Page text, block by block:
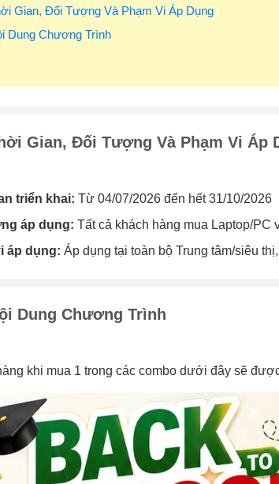
Gian, Đối Tượng Và Phạm Vi Áp Dụng
Dung Chương Trình
Gian, Đối Tượng Và Phạm Vi Áp
triển khai: Từ 04/07/2026 đến hết 31/10/2026
áp dụng: Tất cả khách hàng mua Laptop/PC
áp dụng: Áp dụng tại toàn bộ Trung tâm/siêu
Dung Chương Trình
khi mua 1 trong các combo dưới đây sẽ